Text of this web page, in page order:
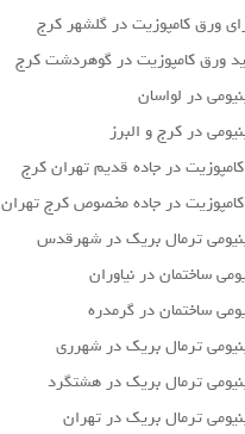
ورق کامپوزیت در گلشهر کرج
ورق کامپوزیت در گوهردشت کرج
در لواسان
در کرج و البرز
در جاده قدیم تهران کرج
در جاده مخصوص کرج تهران
ترمال بریک در شهرقدس
ساختمان در نیاوران
ساختمان در گرمدره
ترمال بریک در شهرری
ترمال بریک در هشتگرد
ترمال بریک در تهران